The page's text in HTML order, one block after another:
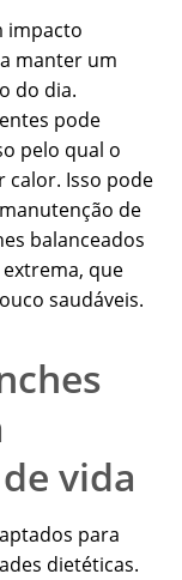
impacto
manter um
do dia.
pode
pelo qual o
calor. Isso pode
de
balanceados
que
saudáveis.
vida
para
dietéticas.